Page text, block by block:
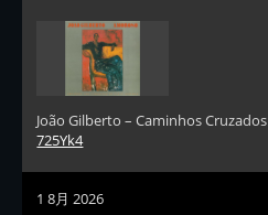
João Gilberto – Caminhos Cruzados
725Yk4
1 8月 2026